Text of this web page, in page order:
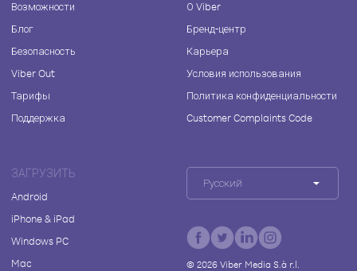
Возможности
Блог
Безопасность
Viber Out
Тарифы
Поддержка
О Viber
Бренд-центр
Карьера
Условия использования
Политика конфиденциальности
Customer Complaints Code
ЗАГРУЗИТЬ
Android
iPhone & iPad
Windows PC
Mac
Русский
© 2026Viber Media S.à r.l.